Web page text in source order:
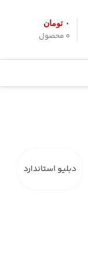
0 محصول
۰ تومان
دبلیو استاندارد